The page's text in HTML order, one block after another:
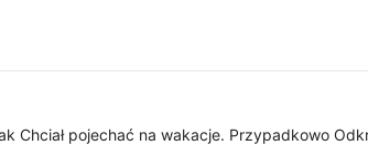
Chciał pojechać na wakacje. Przypadkowo